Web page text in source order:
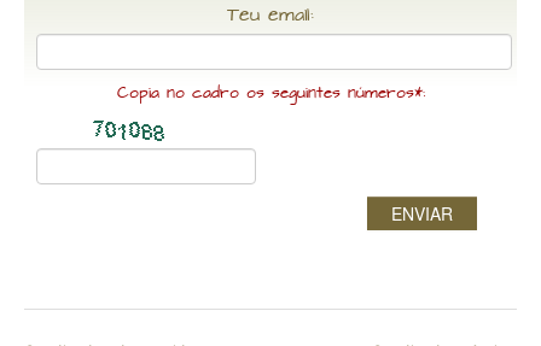
Teu email:
Copia no cadro os seguintes números*:
ENVIAR